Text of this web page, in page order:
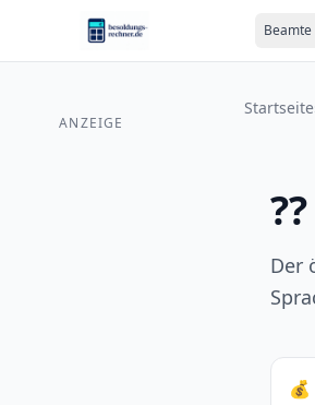
Zum Inhalt springen
Beamte
ANZEIGE
Startseite
Der
💰